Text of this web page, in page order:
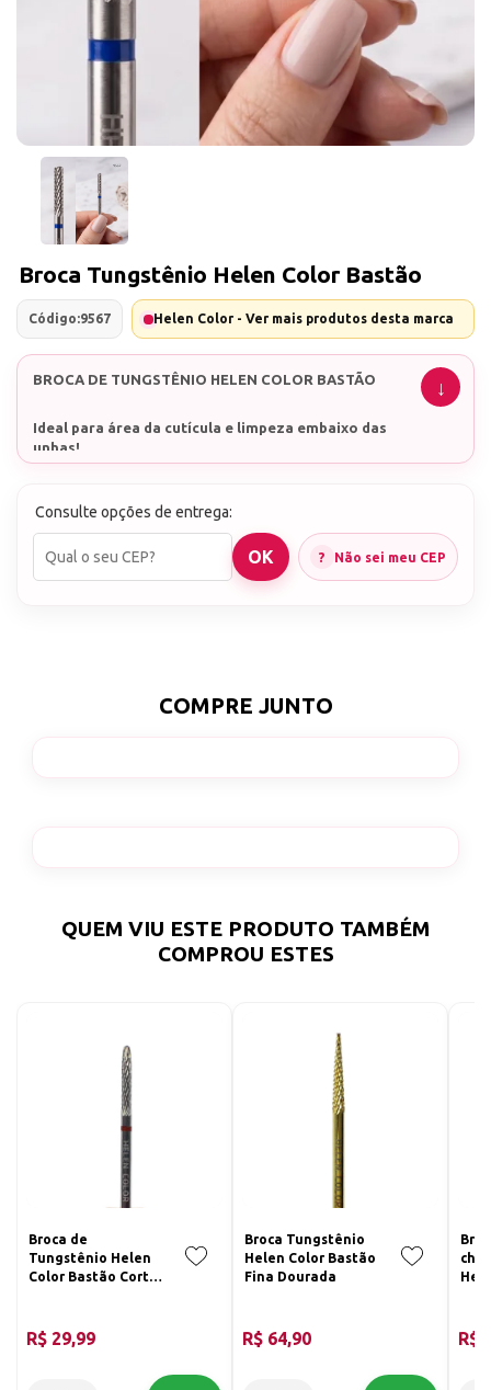
Broca Tungstênio Helen Color Bastão
Código:9567 Helen Color - Ver mais produtos desta marca
BROCA DE TUNGSTÊNIO HELEN COLOR BASTÃO
Ideal para área da cutícula e limpeza embaixo das
unhas!
Consulte opções de entrega:
Não sei meu CEP
COMPRE JUNTO
QUEM VIU ESTE PRODUTO TAMBÉM
COMPROU ESTES
Broca de
Tungstênio Helen
Color Bastão Corte
R$ 29,99
Broca Tungstênio
Helen Color Bastão
Fina Dourada
R$ 64,90 R$